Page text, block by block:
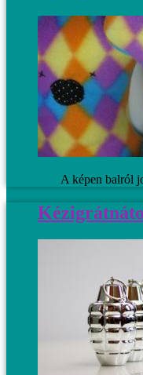
A képen balról